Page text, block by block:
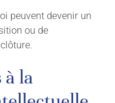
peuvent devenir un
ou de
à la